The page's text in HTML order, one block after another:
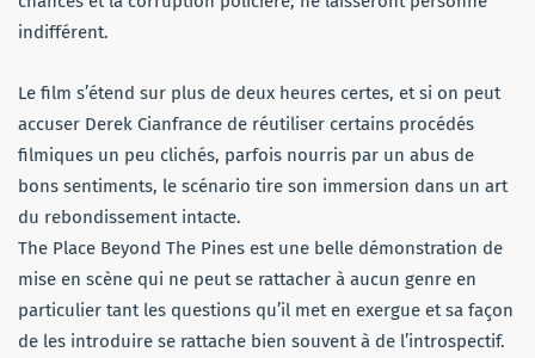
indifférent.
Le film s’étend sur plus de deux heures certes, et si on peut
accuser Derek Cianfrance de réutiliser certains procédés
filmiques un peu clichés, parfois nourris par un abus de
bons sentiments, le scénario tire son immersion dans un art
du rebondissement intacte.
The Place Beyond The Pines est une belle démonstration de
mise en scène qui ne peut se rattacher à aucun genre en
particulier tant les questions qu’il met en exergue et sa façon
de les introduire se rattache bien souvent à de l’introspectif.